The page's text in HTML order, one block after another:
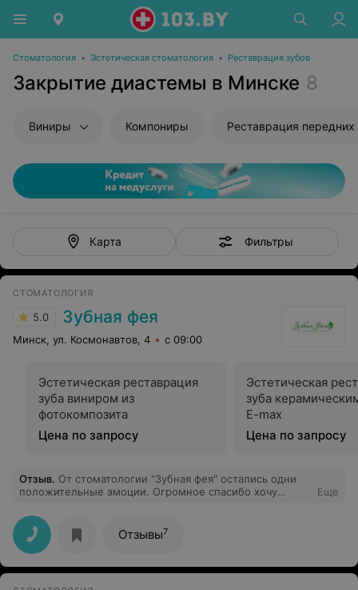
Стоматология • Эстетическая стоматология • Реставрация зубов
Закрытие диастемы в Минске 8
Виниры Компониры Реставрация передних
Карта Фильтры
СТОМАТОЛОГИЯ
5.0 Зубная фея
Минск, ул. Космонавтов, 4 с 09:00
Эстетическая реставрация
зуба виниром из
фотокомпозита
Цена по запросу
Эстетическая
зуба
E-max
Цена по запросу
Отзыв. От стоматологии "Зубная фея" остались одни
положительные эмоции. Огромное спасибо хочу
который качественно и добросовестно выполняет и
знает свою работу! Мало того, что она полечит ваши
зубки, так еще даст уйму рекомендаций и советов по
уходу за ними!!! Очень внимательный врач! Буду
советовать эту стоматологию всем!!! И цены там
Еще
Отзывы7